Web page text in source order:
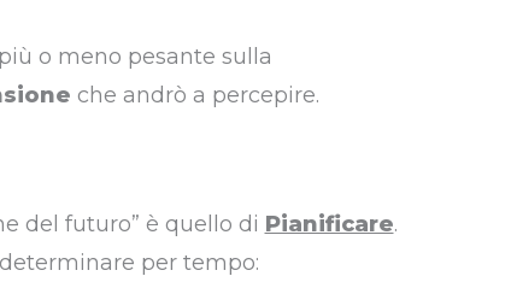
o meno pesante sulla
che andrò a percepire.
del futuro” è quello di Pianificare.
per tempo: